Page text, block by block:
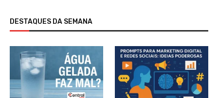
DESTAQUES DA SEMANA